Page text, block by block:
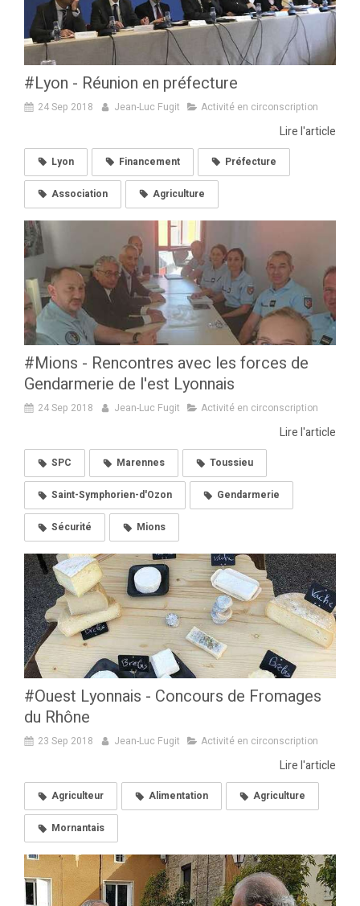
#Lyon - Réunion en préfecture
24 Sep 2018 Jean-Luc Fugit Activité en circonscription
Lire l'article
Lyon Financement Préfecture
Association Agriculture
#Mions - Rencontres avec les forces de
Gendarmerie de l'est Lyonnais
24 Sep 2018 Jean-Luc Fugit Activité en circonscription
Lire l'article
SPC Marennes Toussieu
Saint-Symphorien-d'Ozon Gendarmerie
Sécurité Mions
#Ouest Lyonnais - Concours de Fromages
du Rhône
23 Sep 2018 Jean-Luc Fugit Activité en circonscription
Lire l'article
Agriculteur Alimentation Agriculture
Mornantais